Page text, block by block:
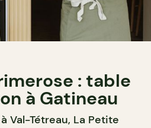
: table
à Gatineau
Val-Tétreau, La Petite